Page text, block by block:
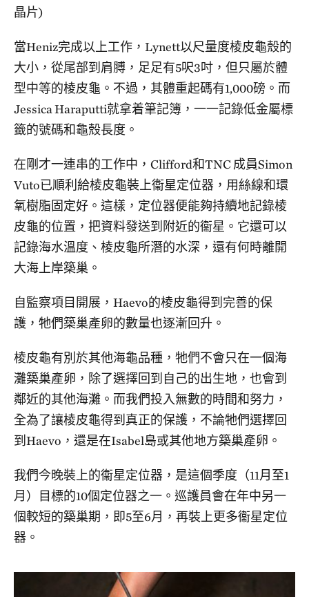
晶片)
當Heniz完成以上工作，Lynett以尺量度棱皮龜殼的
大小，從尾部到肩膊，足足有5呎3吋，但只屬於體
型中等的棱皮龜。不過，其體重起碼有1,000磅。而
Jessica Haraputti就拿着筆記簿，一一記錄低金屬標
籤的號碼和龜殼長度。
在剛才一連串的工作中，Clifford和TNC 成員Simon
Vuto已順利給棱皮龜裝上衞星定位器，用絲線和環
氧樹脂固定好。這樣，定位器便能夠持續地記錄棱
皮龜的位置，把資料發送到附近的衞星。它還可以
記錄海水溫度、棱皮龜所潛的水深，還有何時離開
大海上岸築巢。
自監察項目開展，Haevo的棱皮龜得到完善的保
護，牠們築巢產卵的數量也逐漸回升。
棱皮龜有別於其他海龜品種，牠們不會只在一個海
灘築巢產卵，除了選擇回到自己的出生地，也會到
鄰近的其他海灘。而我們投入無數的時間和努力，
全為了讓棱皮龜得到真正的保護，不論牠們選擇回
到Haevo，還是在Isabel島或其他地方築巢產卵。
我們今晚裝上的衞星定位器，是這個季度（11月至1
月）目標的10個定位器之一。巡護員會在年中另一
個較短的築巢期，即5至6月，再裝上更多衞星定位
器。